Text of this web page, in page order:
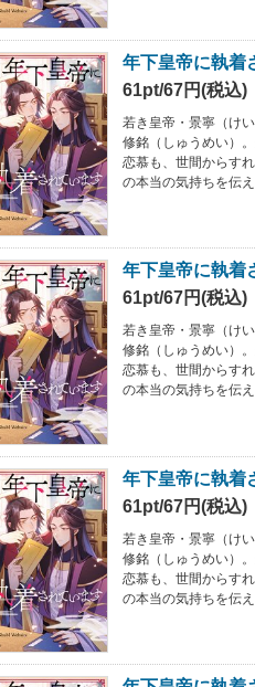
年下皇帝に執着
61pt/67円(税込)
若き皇帝・景寧（け
修銘（しゅうめい）
恋慕も、世間からす
の本当の気持ちを伝
年下皇帝に執着
61pt/67円(税込)
若き皇帝・景寧（け
修銘（しゅうめい）
恋慕も、世間からす
の本当の気持ちを伝
年下皇帝に執着
61pt/67円(税込)
若き皇帝・景寧（け
修銘（しゅうめい）
恋慕も、世間からす
の本当の気持ちを伝